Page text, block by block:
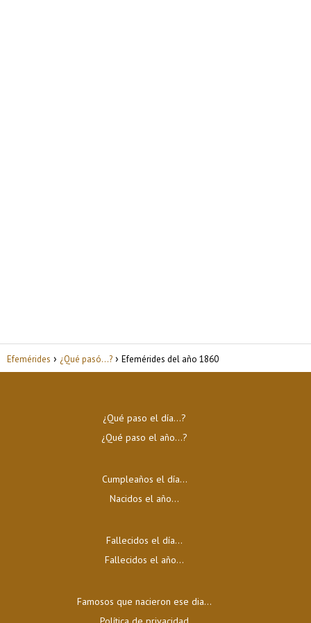
Efemérides ¿Qué pasó...? Efemérides del año 1860
¿Qué paso el día…?
¿Qué paso el año…?
Cumpleaños el día…
Nacidos el año…
Fallecidos el día…
Fallecidos el año…
Famosos que nacieron ese dia...